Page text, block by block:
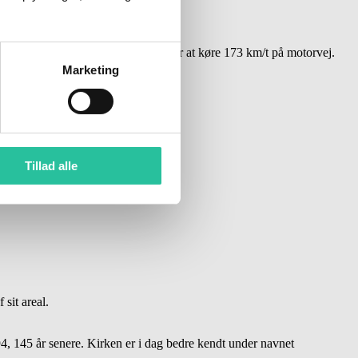
Marketing
Tillad alle
om cirka 10 dage.
at han ugen før blev noteret for at køre 173 km/t på motorvej.
omgang.
sit areal.
år senere. Kirken er i dag bedre kendt under navnet